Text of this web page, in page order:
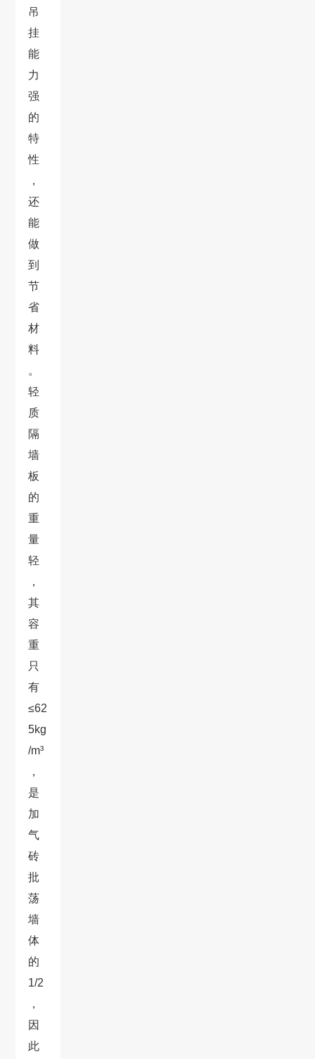
吊
挂
能
力
强
的
特
性
，
还
能
做
到
节
省
材
料
。
轻
质
隔
墙
板
的
重
量
轻
，
其
容
重
只
有
≤62
5kg
/m³
，
是
加
气
砖
批
荡
墙
体
的
1/2
，
因
此